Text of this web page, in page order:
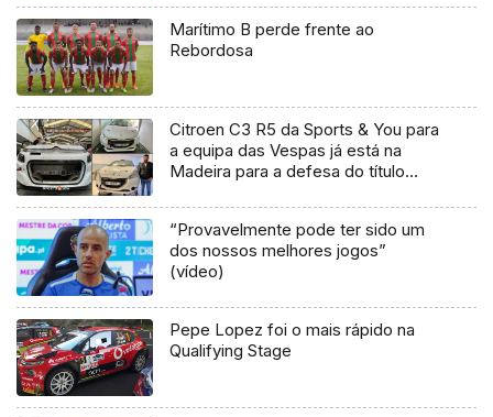
Marítimo B perde frente ao
Rebordosa
Citroen C3 R5 da Sports & You para
a equipa das Vespas já está na
Madeira para a defesa do título
“Provavelmente pode ter sido um
dos nossos melhores jogos”
(vídeo)
Pepe Lopez foi o mais rápido na
Qualifying Stage